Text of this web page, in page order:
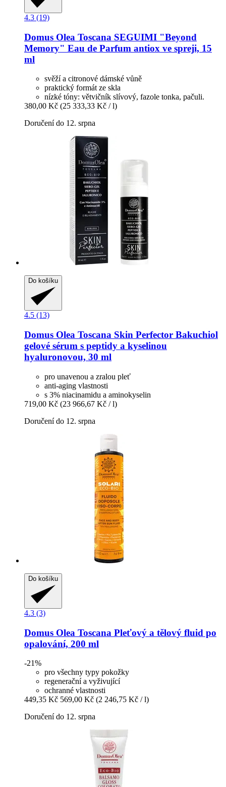
4.3 (19)
Domus Olea Toscana SEGUIMI "Beyond
Memory" Eau de Parfum antiox ve spreji, 15
ml
svěží a citronové dámské vůně
praktický formát ze skla
nízké tóny: větvičník slívový, fazole tonka, pačuli.
380,00 Kč (25 333,33 Kč / l)
Doručení do 12. srpna
Do košíku
4.5 (13)
Domus Olea Toscana Skin Perfector Bakuchiol
gelové sérum s peptidy a kyselinou
hyaluronovou, 30 ml
pro unavenou a zralou pleť
anti-aging vlastnosti
s 3% niacinamidu a aminokyselin
719,00 Kč (23 966,67 Kč / l)
Doručení do 12. srpna
Do košíku
4.3 (3)
Domus Olea Toscana Pleťový a tělový fluid po
opalování, 200 ml
-21%
pro všechny typy pokožky
regenerační a vyživující
ochranné vlastnosti
449,35 Kč 569,00 Kč (2 246,75 Kč / l)
Doručení do 12. srpna